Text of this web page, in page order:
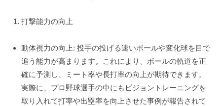
打撃能力の向上
動体視力の向上: 投手の投げる速いボールや変化球を目で
追う能力が高まります。これにより、ボールの軌道を正
確に予測し、ミート率や長打率の向上が期待できます。
実際に、プロ野球選手の中にもビジョントレーニングを
取り入れて打率や出塁率を向上させた事例が報告されて